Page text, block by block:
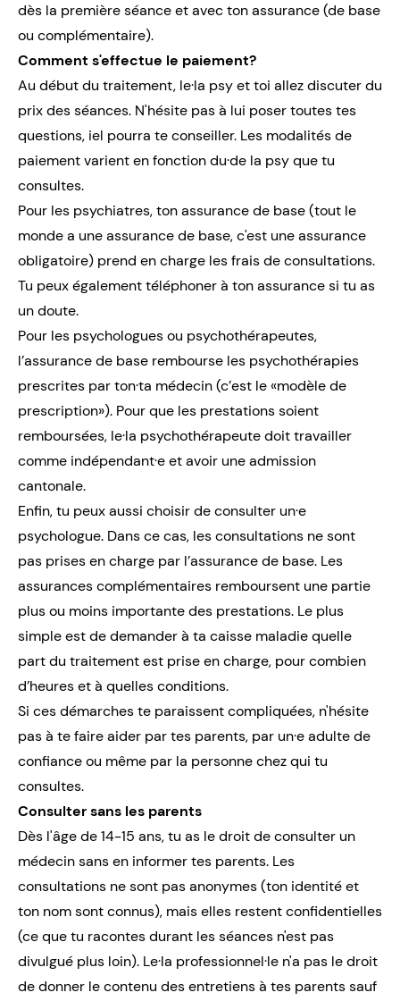
dès la première séance et avec ton assurance (de base
ou complémentaire).
Comment s'effectue le paiement?
Au début du traitement, le·la psy et toi allez discuter du
prix des séances. N'hésite pas à lui poser toutes tes
questions, iel pourra te conseiller. Les modalités de
paiement varient en fonction du·de la psy que tu
consultes.
Pour les psychiatres, ton assurance de base (tout le
monde a une assurance de base, c'est une assurance
obligatoire) prend en charge les frais de consultations.
Tu peux également téléphoner à ton assurance si tu as
un doute.
Pour les psychologues ou psychothérapeutes,
l’assurance de base rembourse les psychothérapies
prescrites par ton·ta médecin (c’est le «modèle de
prescription»). Pour que les prestations soient
remboursées, le·la psychothérapeute doit travailler
comme indépendant·e et avoir une admission
cantonale.
Enfin, tu peux aussi choisir de consulter un·e
psychologue. Dans ce cas, les consultations ne sont
pas prises en charge par l’assurance de base. Les
assurances complémentaires remboursent une partie
plus ou moins importante des prestations. Le plus
simple est de demander à ta caisse maladie quelle
part du traitement est prise en charge, pour combien
d’heures et à quelles conditions.
Si ces démarches te paraissent compliquées, n'hésite
pas à te faire aider par tes parents, par un·e adulte de
confiance ou même par la personne chez qui tu
consultes.
Consulter sans les parents
Dès l'âge de 14-15 ans, tu as le droit de consulter un
médecin sans en informer tes parents. Les
consultations ne sont pas anonymes (ton identité et
ton nom sont connus), mais elles restent confidentielles
(ce que tu racontes durant les séances n'est pas
divulgué plus loin). Le·la professionnel·le n'a pas le droit
de donner le contenu des entretiens à tes parents sauf